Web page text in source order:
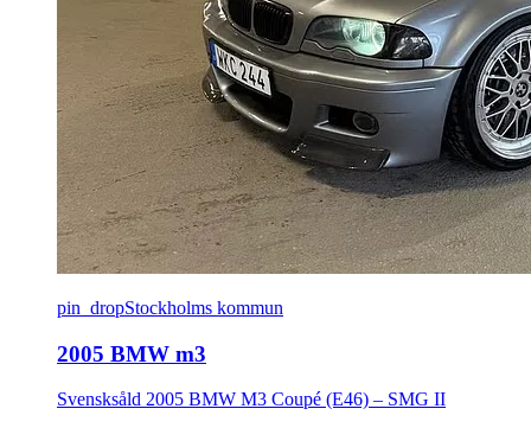
pin_dropStockholms kommun
2005 BMW m3
Svensksåld 2005 BMW M3 Coupé (E46) – SMG II